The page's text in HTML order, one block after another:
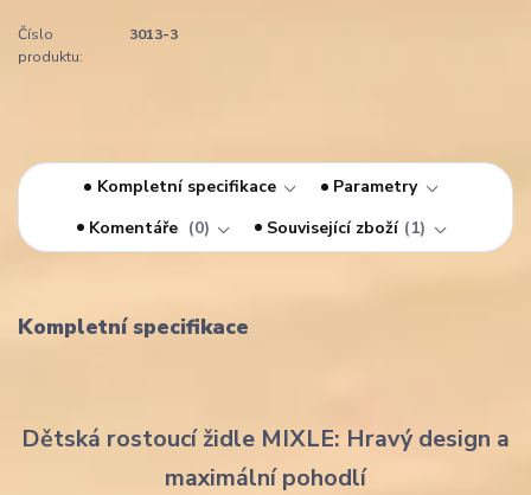
Číslo
produktu:
3013-3
Kompletní specifikace
Parametry
Komentáře
0 Související zboží 1
Kompletní specifikace
Dětská rostoucí židle MIXLE: Hravý design a
maximální pohodlí